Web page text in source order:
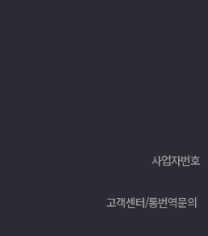
사업자번호
고객센터/통번역문의